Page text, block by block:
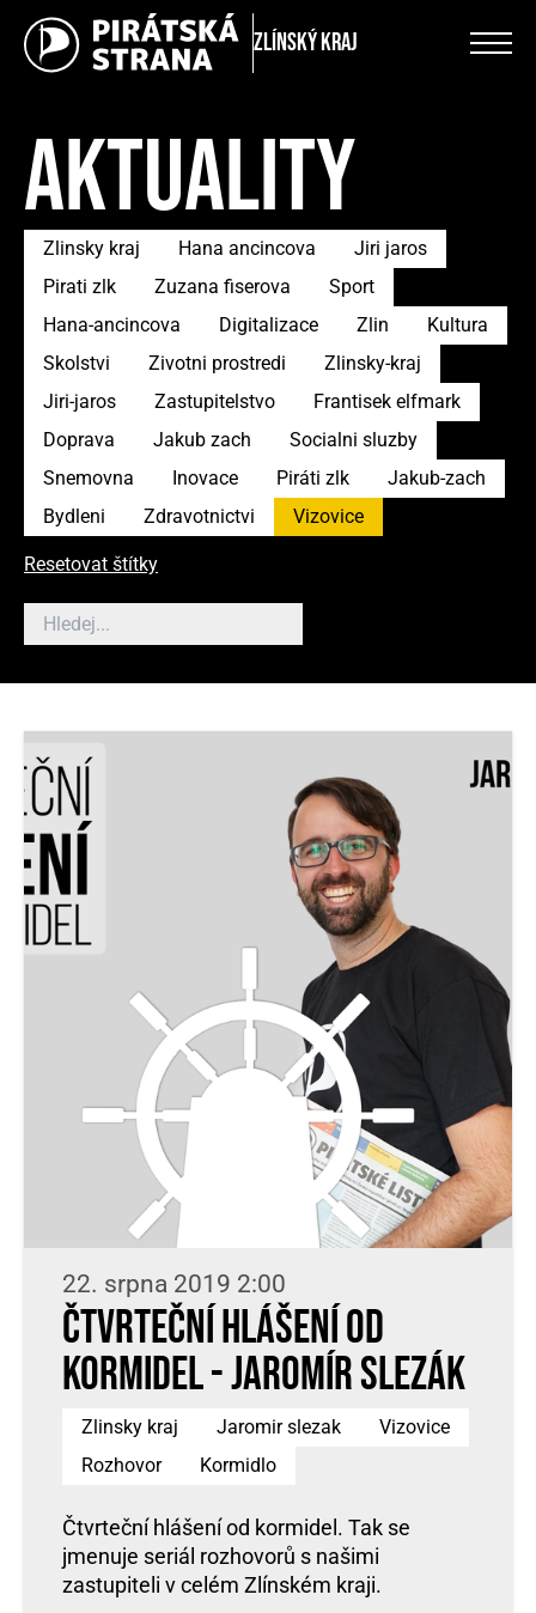
Zlínský kraj
AKTUALITY
Zlinsky kraj Hana ancincova
Jiri jaros
Pirati zlk
Zuzana fiserova
Sport
Hana-ancincova
Digitalizace Zlin
Kultura
Skolstvi
Zivotni prostredi
Zlinsky-kraj
Jiri-jaros
Zastupitelstvo
Frantisek elfmark
Doprava
Jakub zach
Socialni sluzby
Snemovna
Inovace Piráti zlk
Jakub-zach
Bydleni
Zdravotnictvi Vizovice
Resetovat štítky
22. srpna 2019 2:00
Čtvrteční hlášení od
kormidel - Jaromír Slezák
Zlinsky kraj Jaromir slezak
Vizovice
Rozhovor
Kormidlo
Čtvrteční hlášení od kormidel. Tak se
jmenuje seriál rozhovorů s našimi
zastupiteli v celém Zlínském kraji.